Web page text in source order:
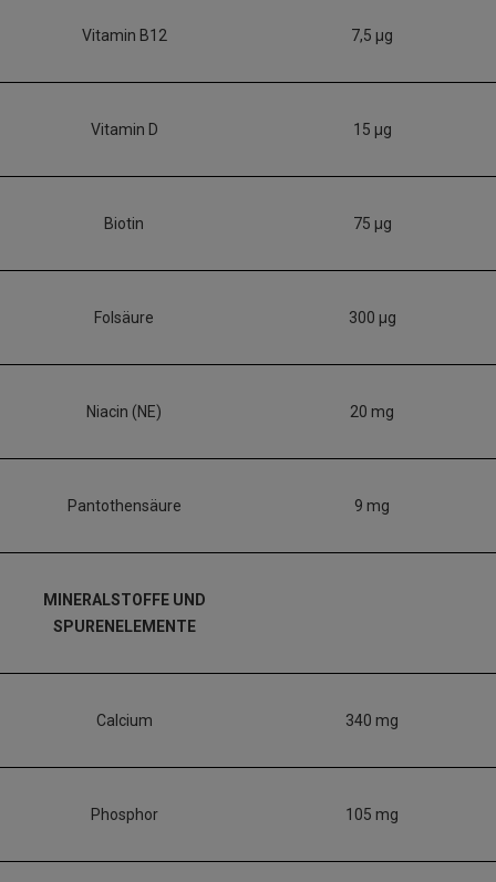
Vitamin B12 7,5 µg
Vitamin D 15 µg
Biotin 75 µg
Folsäure 300 µg
Niacin (NE) 20 mg
Pantothensäure 9 mg
MINERALSTOFFE UND
SPURENELEMENTE
Calcium 340 mg
Phosphor 105 mg